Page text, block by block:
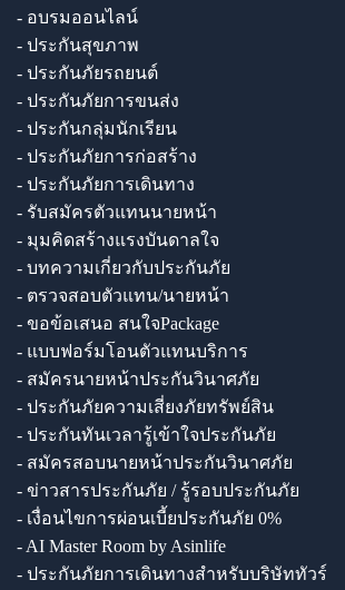
- อบรมออนไลน์
- ประกันสุขภาพ
- ประกันภัยรถยนต์
- ประกันภัยการขนส่ง
- ประกันกลุ่มนักเรียน
- ประกันภัยการก่อสร้าง
- ประกันภัยการเดินทาง
- รับสมัครตัวแทนนายหน้า
- มุมคิดสร้างแรงบันดาลใจ
- บทความเกี่ยวกับประกันภัย
- ตรวจสอบตัวแทน/นายหน้า
- ขอข้อเสนอ สนใจPackage
- แบบฟอร์มโอนตัวแทนบริการ
- สมัครนายหน้าประกันวินาศภัย
- ประกันภัยความเสี่ยงภัยทรัพย์สิน
- ประกันทันเวลารู้เข้าใจประกันภัย
- สมัครสอบนายหน้าประกันวินาศภัย
- ข่าวสารประกันภัย / รู้รอบประกันภัย
- เงื่อนไขการผ่อนเบี้ยประกันภัย 0%
- AI Master Room by Asinlife
- ประกันภัยการเดินทางสำหรับบริษัททัวร์